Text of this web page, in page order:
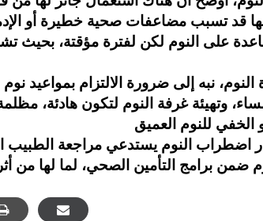
قد تسبب مضاعفات صحية خطيرة أو
على النوم لكن لفترة مؤقتة،
نبه إلى ضرورة الالتزام بمواعيد
وتهيئة غرفة النوم لتكون هادئة،
اضطراب النوم يستدعي مراجعة الطبيب